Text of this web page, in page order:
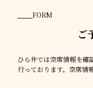
FORM
ご
ひら井では空席情報を確
行っております。空席情